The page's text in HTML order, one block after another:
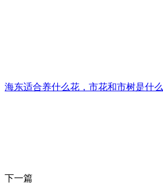
海东适合养什么花，市花和市树是什么
下一篇